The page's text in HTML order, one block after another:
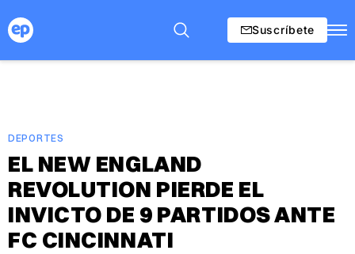
Suscríbete
DEPORTES
EL NEW ENGLAND
REVOLUTION PIERDE EL
INVICTO DE 9 PARTIDOS ANTE
FC CINCINNATI